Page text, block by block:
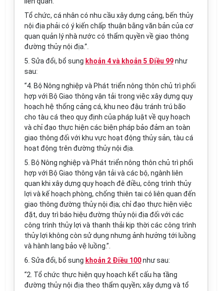
Tổ chức, cá nhân có nhu cầu xây dựng cảng, bến thủy
nội địa phải có ý kiến chấp thuận bằng văn bản của cơ
quan quản lý nhà nước có thẩm quyền về giao thông
đường thủy nội địa.”.
5. Sửa đổi, bổ sung khoản 4 và khoản 5 Điều 99như
sau:
“4. Bộ Nông nghiệp và Phát triển nông thôn chủ trì phối
hợp với Bộ Giao thông vận tải trong việc xây dựng quy
hoạch hệ thống cảng cá, khu neo đậu tránh trú bão
cho tàu cá theo quy định của pháp luật về quy hoạch
và chỉ đạo thực hiện các biện pháp bảo đảm an toàn
giao thông đối với khu vực hoạt động thủy sản, tàu cá
hoạt động trên đường thủy nội địa.
5. Bộ Nông nghiệp và Phát triển nông thôn chủ trì phối
hợp với Bộ Giao thông vận tải và các bộ, ngành liên
quan khi xây dựng quy hoạch đê điều, công trình thủy
lợi và kế hoạch phòng, chống thiên tai có liên quan đến
giao thông đường thủy nội địa; chỉ đạo thực hiện việc
đặt, duy trì báo hiệu đường thủy nội địa đối với các
công trình thủy lợi và thanh thải kịp thời các công trình
thủy lợi không còn sử dụng nhưng ảnh hưởng tới luồng
và hành lang bảo vệ luồng.”.
6. Sửa đổi, bổ sung khoản 2 Điều 100như sau:
“2. Tổ chức thực hiện quy hoạch kết cấu hạ tầng
đường thủy nội địa theo thẩm quyền; xây dựng và tổ